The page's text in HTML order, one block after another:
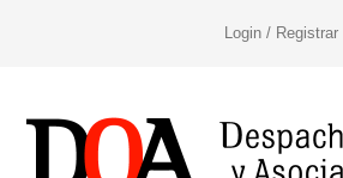
Login / Registrar